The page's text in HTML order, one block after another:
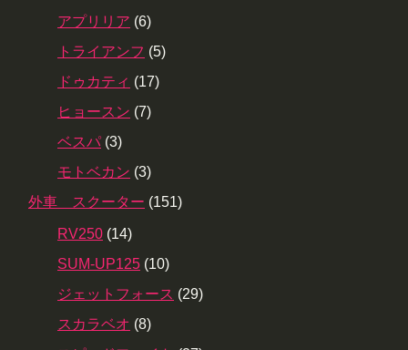
アプリリア (6)
トライアンフ (5)
ドゥカティ (17)
ヒョースン (7)
ベスパ (3)
モトベカン (3)
外車 スクーター (151)
RV250 (14)
SUM-UP125 (10)
ジェットフォース (29)
スカラベオ (8)